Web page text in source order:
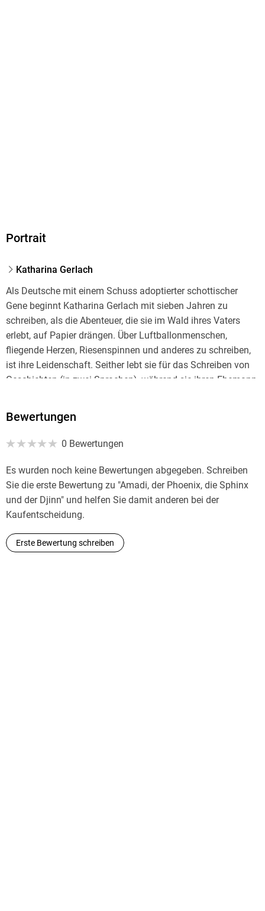
Portrait
Katharina Gerlach
Als Deutsche mit einem Schuss adoptierter schottischer
Gene beginnt Katharina Gerlach mit sieben Jahren zu
schreiben, als die Abenteuer, die sie im Wald ihres Vaters
erlebt, auf Papier drängen. Über Luftballonmenschen,
fliegende Herzen, Riesenspinnen und anderes zu schreiben,
ist ihre Leidenschaft. Seither lebt sie für das Schreiben von
Geschichten (in zwei Sprachen), während sie ihren Ehemann,
Bewertungen
0 Bewertungen
Es wurden noch keine Bewertungen abgegeben. Schreiben
Sie die erste Bewertung zu "Amadi, der Phoenix, die Sphinx
und der Djinn" und helfen Sie damit anderen bei der
Kaufentscheidung.
Erste Bewertung schreiben